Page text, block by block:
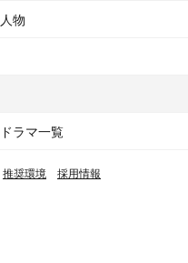
人物
ドラマ一覧
推奨環境 採用情報